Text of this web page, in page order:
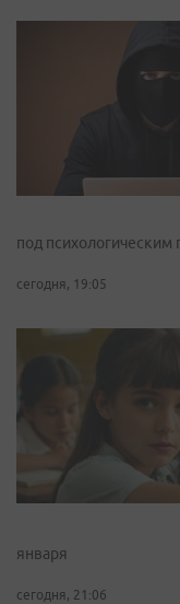
под психологическим
сегодня, 19:05
января
сегодня, 21:06